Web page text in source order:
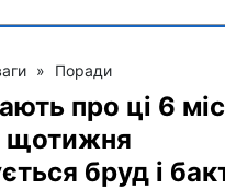
» Поради
про ці 6
щотижня
бруд і